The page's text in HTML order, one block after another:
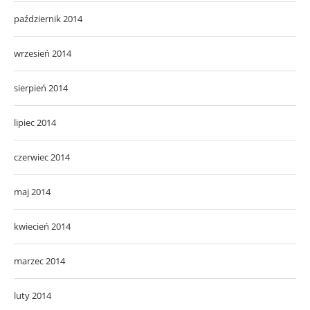
październik 2014
wrzesień 2014
sierpień 2014
lipiec 2014
czerwiec 2014
maj 2014
kwiecień 2014
marzec 2014
luty 2014